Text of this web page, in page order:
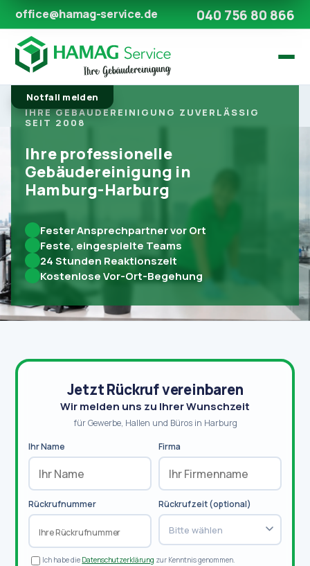
office@hamag-service.de 040 756 80 866
IHRE GEBÄUDEREINIGUNG ZUVERLÄSSIG
SEIT 2008
Ihre professionelle
Gebäudereinigung in
Hamburg-Harburg
Fester Ansprechpartner vor Ort
Feste, eingespielte Teams
24 Stunden Reaktionszeit
Kostenlose Vor-Ort-Begehung
Jetzt Rückruf vereinbaren
Wir melden uns zu Ihrer Wunschzeit
für Gewerbe, Hallen und Büros in Harburg
Ihr Name
Firma
Rückrufnummer Rückrufzeit (optional)
Bitte wählen
Ich habe die Datenschutzerklärung zur Kenntnis genommen.
Notfall melden